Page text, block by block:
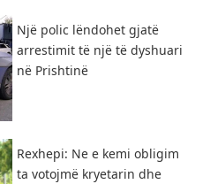
Një polic lëndohet gjatë
arrestimit të një të dyshuari
në Prishtinë
Rexhepi: Ne e kemi obligim
ta votojmë kryetarin dhe